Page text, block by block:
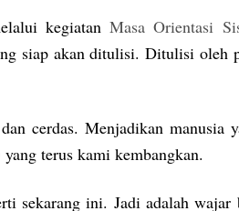
kegiatanMasa Orientasi
siap akan ditulisi. Ditulisi oleh
cerdas. Menjadikan manusia
yang terus kami kembangkan.
sekarang ini. Jadi adalah wajar